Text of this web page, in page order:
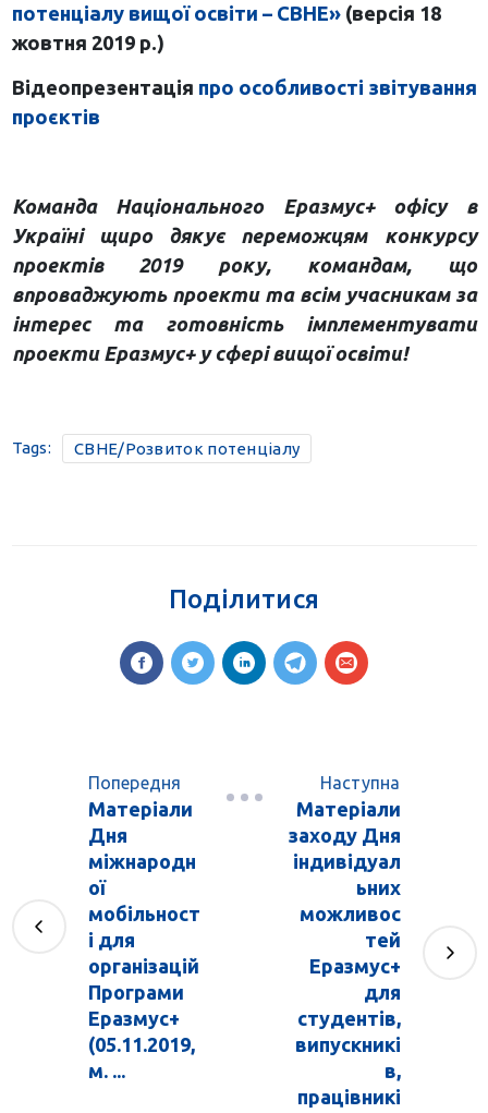
потенціалу вищої освіти – CBHE»(версія 18
жовтня 2019 р.)
Відеопрезентація про особливості звітування
проєктів
Команда Національного Еразмус+ офісу в
Україні щиро дякує переможцям конкурсу
проектів 2019 року, командам, що
впроваджують проекти та всім учасникам за
інтерес та готовність імплементувати
проекти Еразмус+ у сфері вищої освіти!
Tags: CBHE/Розвиток потенціалу
Поділитися
Попередня
Матеріали
Дня
міжнародн
ої
мобільност
і для
організацій
Програми
Еразмус+
(05.11.2019,
м. ...
Наступна
Матеріали
заходу Дня
індивідуал
ьних
можливос
тей
Еразмус+
для
студентів,
випускникі
в,
працівникі